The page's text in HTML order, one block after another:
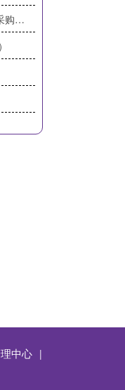
四川省财政厅关于印发《四川省政府集中采购目录及标准（2024年版）》的通知（川财规[2023]9号）
中心 |